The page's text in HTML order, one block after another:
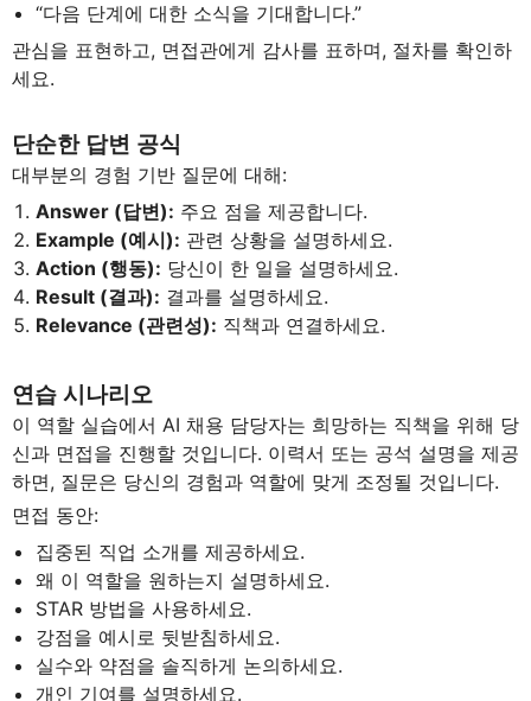
“다음 단계에 대한 소식을 기대합니다.”
관심을 표현하고, 면접관에게 감사를 표하며, 절차를 확인하
세요.
단순한 답변 공식
대부분의 경험 기반 질문에 대해:
Answer (답변): 주요 점을 제공합니다.
Example (예시): 관련 상황을 설명하세요.
Action (행동): 당신이 한 일을 설명하세요.
Result (결과): 결과를 설명하세요.
Relevance (관련성): 직책과 연결하세요.
연습 시나리오
이 역할 실습에서 AI 채용 담당자는 희망하는 직책을 위해 당
신과 면접을 진행할 것입니다. 이력서 또는 공석 설명을 제공
하면, 질문은 당신의 경험과 역할에 맞게 조정될 것입니다.
면접 동안:
집중된 직업 소개를 제공하세요.
왜 이 역할을 원하는지 설명하세요.
STAR 방법을 사용하세요.
강점을 예시로 뒷받침하세요.
실수와 약점을 솔직하게 논의하세요.
개인 기여를 설명하세요.